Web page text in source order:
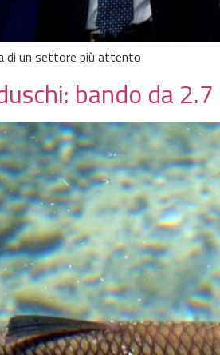
di un settore più attento
bando da